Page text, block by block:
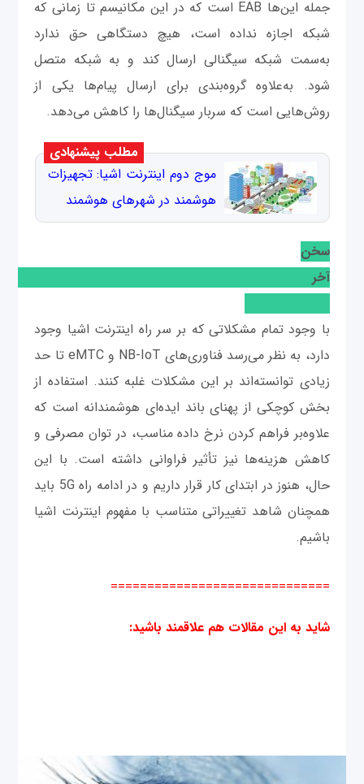
جمله این‌ها EAB است که در این مکانیسم تا زمانی که
شبکه اجازه نداده است، هیچ دستگاهی حق ندارد
به‌سمت شبکه سیگنالی ارسال کند و به شبکه متصل
شود. به‌علاوه گروه‌بندی برای ارسال پیام‌ها یکی از
روش‌هایی است که سربار سیگنال‌ها را کاهش می‌دهد.
مطلب پیشنهادی
موج دوم اینترنت اشیا: تجهیزات
هوشمند در شهرهای هوشمند
سخن
با وجود تمام مشکلاتی که بر سر راه اینترنت اشیا وجود
دارد، به نظر می‌رسد فناوری‌های NB-IoT و eMTC تا حد
زیادی توانسته‌اند بر این مشکلات غلبه کنند. استفاده از
بخش کوچکی از پهنای باند ایده‌ای هوشمندانه است که
علاوه‌بر فراهم کردن نرخ داده مناسب، در توان مصرفی و
کاهش هزینه‌ها نیز تأثیر فراوانی داشته است. با این
حال، هنوز در ابتدای کار قرار داریم و در ادامه راه 5G باید
همچنان شاهد تغییراتی متناسب با مفهوم اینترنت اشیا
باشیم.
==============================
شاید به این مقالات هم علاقمند باشید: